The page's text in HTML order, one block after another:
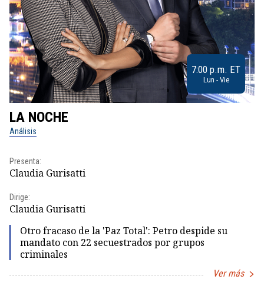
7:00 p.m. ET
Lun - Vie
LA NOCHE
Análisis
Presenta:
Claudia Gurisatti
Dirige:
Claudia Gurisatti
Otro fracaso de la 'Paz Total': Petro despide su
mandato con 22 secuestrados por grupos
criminales
Ver más